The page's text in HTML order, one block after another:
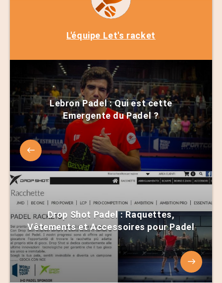
L'équipe Let's racket
Lebron Padel : Qui est cette
Emergente du Padel ?
Drop Shot Padel : Raquettes,
Vêtements et Accessoires pour Padel